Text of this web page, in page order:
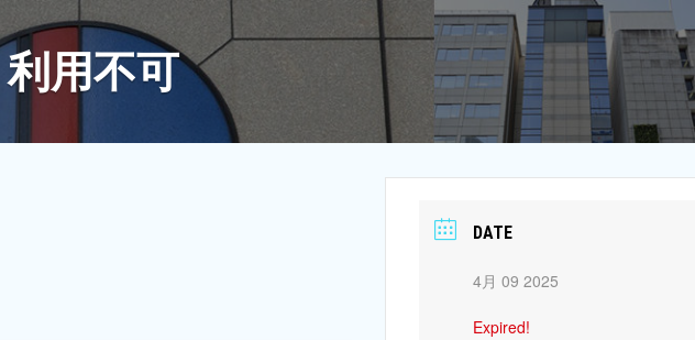
利用不可
DATE
4月 09 2025
Expired!